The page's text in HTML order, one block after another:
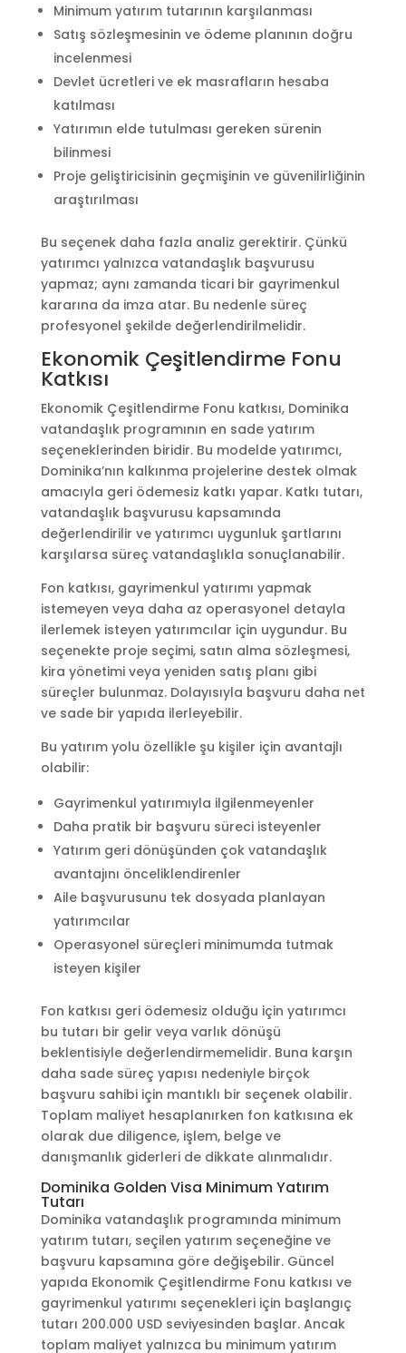
Minimum yatırım tutarının karşılanması
Satış sözleşmesinin ve ödeme planının doğru
incelenmesi
Devlet ücretleri ve ek masrafların hesaba
katılması
Yatırımın elde tutulması gereken sürenin
bilinmesi
Proje geliştiricisinin geçmişinin ve güvenilirliğinin
araştırılması
Bu seçenek daha fazla analiz gerektirir. Çünkü
yatırımcı yalnızca vatandaşlık başvurusu
yapmaz; aynı zamanda ticari bir gayrimenkul
kararına da imza atar. Bu nedenle süreç
profesyonel şekilde değerlendirilmelidir.
Ekonomik Çeşitlendirme Fonu
Katkısı
Ekonomik Çeşitlendirme Fonu katkısı, Dominika
vatandaşlık programının en sade yatırım
seçeneklerinden biridir. Bu modelde yatırımcı,
Dominika’nın kalkınma projelerine destek olmak
amacıyla geri ödemesiz katkı yapar. Katkı tutarı,
vatandaşlık başvurusu kapsamında
değerlendirilir ve yatırımcı uygunluk şartlarını
karşılarsa süreç vatandaşlıkla sonuçlanabilir.
Fon katkısı, gayrimenkul yatırımı yapmak
istemeyen veya daha az operasyonel detayla
ilerlemek isteyen yatırımcılar için uygundur. Bu
seçenekte proje seçimi, satın alma sözleşmesi,
kira yönetimi veya yeniden satış planı gibi
süreçler bulunmaz. Dolayısıyla başvuru daha net
ve sade bir yapıda ilerleyebilir.
Bu yatırım yolu özellikle şu kişiler için avantajlı
olabilir:
Gayrimenkul yatırımıyla ilgilenmeyenler
Daha pratik bir başvuru süreci isteyenler
Yatırım geri dönüşünden çok vatandaşlık
avantajını önceliklendirenler
Aile başvurusunu tek dosyada planlayan
yatırımcılar
Operasyonel süreçleri minimumda tutmak
isteyen kişiler
Fon katkısı geri ödemesiz olduğu için yatırımcı
bu tutarı bir gelir veya varlık dönüşü
beklentisiyle değerlendirmemelidir. Buna karşın
daha sade süreç yapısı nedeniyle birçok
başvuru sahibi için mantıklı bir seçenek olabilir.
Toplam maliyet hesaplanırken fon katkısına ek
olarak due diligence, işlem, belge ve
danışmanlık giderleri de dikkate alınmalıdır.
Dominika Golden Visa Minimum Yatırım
Tutarı
Dominika vatandaşlık programında minimum
yatırım tutarı, seçilen yatırım seçeneğine ve
başvuru kapsamına göre değişebilir. Güncel
yapıda Ekonomik Çeşitlendirme Fonu katkısı ve
gayrimenkul yatırımı seçenekleri için başlangıç
tutarı 200.000 USD seviyesinden başlar. Ancak
toplam maliyet yalnızca bu minimum yatırım